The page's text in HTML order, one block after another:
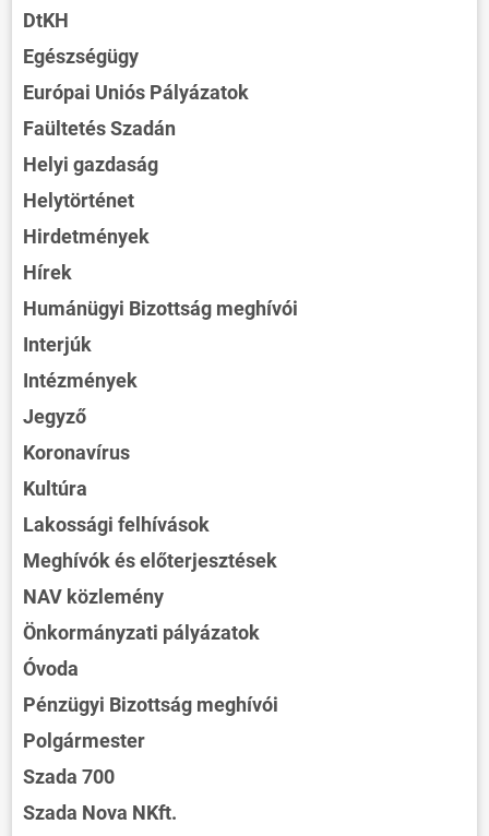
DtKH
Egészségügy
Európai Uniós Pályázatok
Faültetés Szadán
Helyi gazdaság
Helytörténet
Hirdetmények
Hírek
Humánügyi Bizottság meghívói
Interjúk
Intézmények
Jegyző
Koronavírus
Kultúra
Lakossági felhívások
Meghívók és előterjesztések
NAV közlemény
Önkormányzati pályázatok
Óvoda
Pénzügyi Bizottság meghívói
Polgármester
Szada 700
Szada Nova NKft.